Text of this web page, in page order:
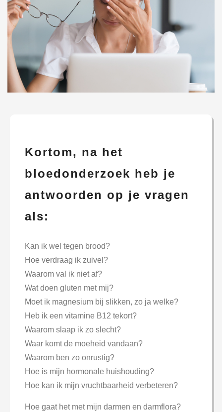
Kortom, na het
bloedonderzoek heb je
antwoorden op je vragen
als:
Kan ik wel tegen brood?
Hoe verdraag ik zuivel?
Waarom val ik niet af?
Wat doen gluten met mij?
Moet ik magnesium bij slikken, zo ja welke?
Heb ik een vitamine B12 tekort?
Waarom slaap ik zo slecht?
Waar komt de moeheid vandaan?
Waarom ben zo onrustig?
Hoe is mijn hormonale huishouding?
Hoe kan ik mijn vruchtbaarheid verbeteren?
Hoe gaat het met mijn darmen en darmflora?